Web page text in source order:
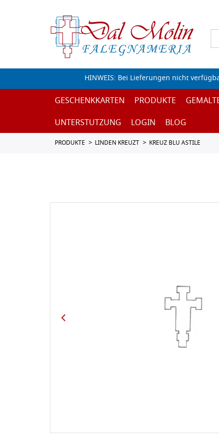
HINWEIS: Bei Lieferungen nicht
GESCHENKKARTEN PRODUKTE
UNTERSTUTZUNG
LOGIN BLOG
PRODUKTE LINDEN KREUZT KREUZ BLU ASTILE